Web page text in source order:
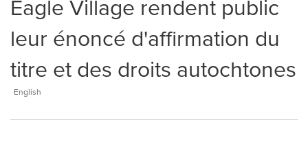
Eagle Village rendent public
leur énoncé d'affirmation du
titre et des droits autochtones
English